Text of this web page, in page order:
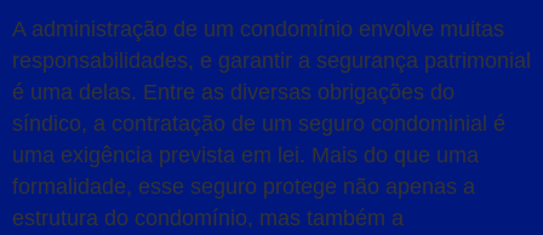
A administração de um condomínio envolve muitas
responsabilidades, e garantir a segurança patrimonial
é uma delas. Entre as diversas obrigações do
síndico, a contratação de um seguro condominial é
uma exigência prevista em lei. Mais do que uma
formalidade, esse seguro protege não apenas a
estrutura do condomínio, mas também a